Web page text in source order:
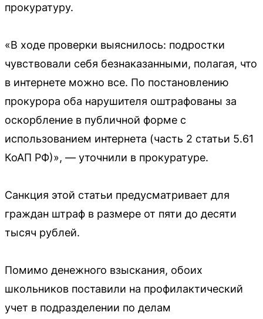
прокуратуру.
«В ходе проверки выяснилось: подростки
чувствовали себя безнаказанными, полагая, что
в интернете можно все. По постановлению
прокурора оба нарушителя оштрафованы за
оскорбление в публичной форме с
использованием интернета (часть 2 статьи 5.61
КоАП РФ)», — уточнили в прокуратуре.
Санкция этой статьи предусматривает для
граждан штраф в размере от пяти до десяти
тысяч рублей.
Помимо денежного взыскания, обоих
школьников поставили на профилактический
учет в подразделении по делам